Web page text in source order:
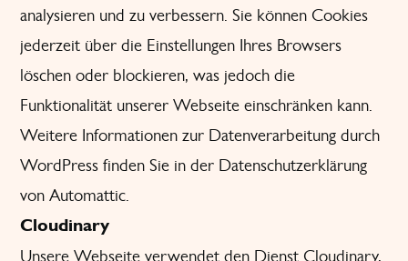
analysieren und zu verbessern. Sie können Cookies
jederzeit über die Einstellungen Ihres Browsers
löschen oder blockieren, was jedoch die
Funktionalität unserer Webseite einschränken kann.
Weitere Informationen zur Datenverarbeitung durch
WordPress finden Sie in der Datenschutzerklärung
von Automattic.
Cloudinary
Unsere Webseite verwendet den Dienst Cloudinary,